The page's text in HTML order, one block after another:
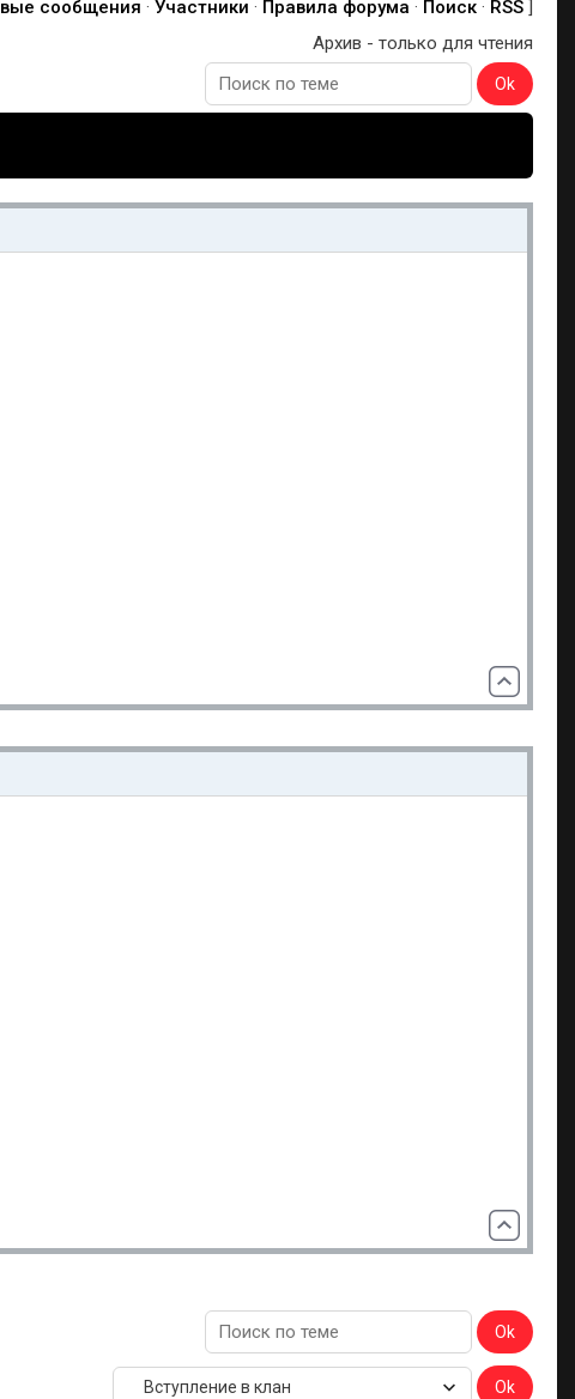
сообщения · Участники · Правила форума · Поиск · RSS ]
Архив - только для чтения